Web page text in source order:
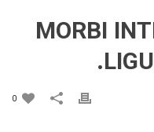
MORBI
0